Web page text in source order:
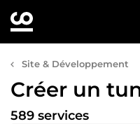
Site & Développement
Créer un
589 services